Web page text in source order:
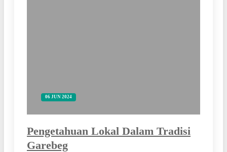
06 JUN 2024
Pengetahuan Lokal Dalam Tradisi
Garebeg